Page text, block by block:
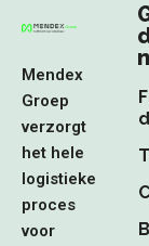
Mendex
Groep
verzorgt
het hele
logistieke
proces
voor